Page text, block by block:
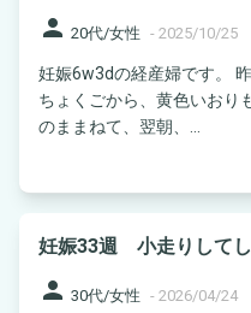
person 20代/女性 - 2025/10/25
妊娠6w3dの経産婦です。 昨夜、急な下痢と嘔吐をし、その
ちょくごから、黄色いおり
のままねて、翌朝、...
妊娠33週 小走りして
person 30代/女性 - 2026/04/24